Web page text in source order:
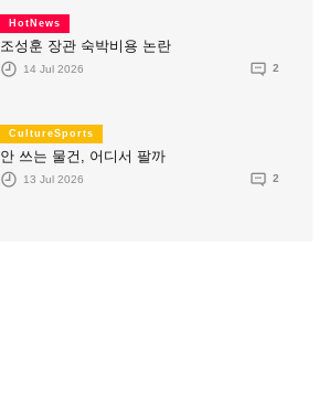
HotNews
조성훈 장관 숙박비용 논란
14 Jul 2026 2
CultureSports
안 쓰는 물건, 어디서 팔까
13 Jul 2026 2